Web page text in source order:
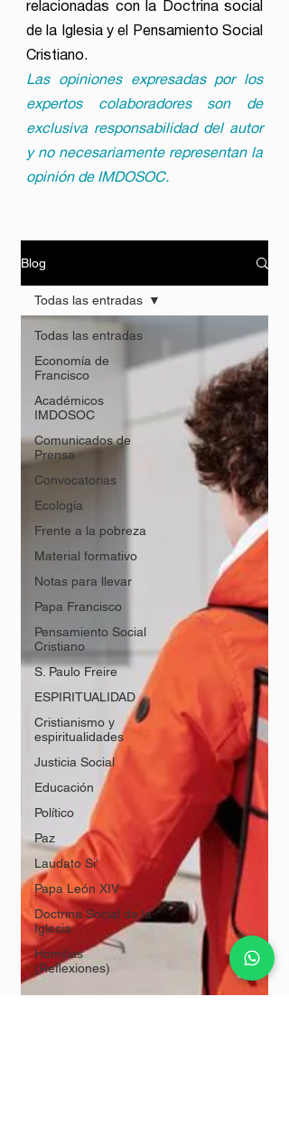
relacionadas con la Doctrina social
de la Iglesia y el Pensamiento Social
Cristiano.
Las opiniones expresadas por los
expertos colaboradores son de
exclusiva responsabilidad del autor
y no necesariamente representan la
opinión de IMDOSOC.
Blog
Todas las entradas
Economía de
Francisco
Académicos
IMDOSOC
Comunicados de
Prensa
Convocatorias
Ecología
Frente a la pobreza
Material formativo
Notas para llevar
Papa Francisco
Pensamiento Social
Cristiano
S. Paulo Freire
ESPIRITUALIDAD
Cristianismo y
espiritualidades
Justicia Social
Educación
Político
Paz
Laudato Si'
Papa León XIV
Doctrina Social de la
Iglesia
Homilías
(Reflexiones)
Todas las entradas